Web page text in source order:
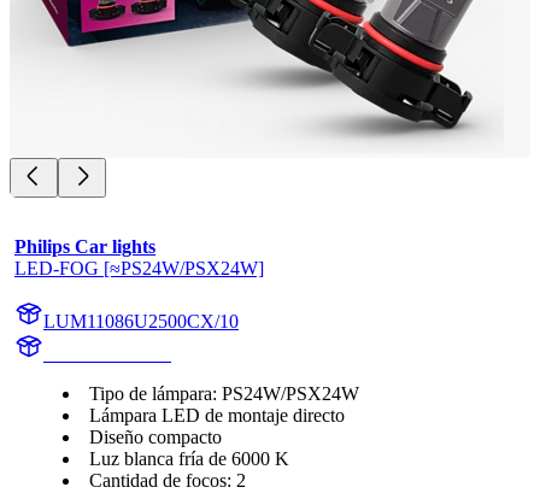
Philips Car lights
LED-FOG [≈PS24W/PSX24W]
LUM11086U2500CX/10
Tipo de lámpara: PS24W/PSX24W
Lámpara LED de montaje directo
Diseño compacto
Luz blanca fría de 6000 K
Cantidad de focos: 2